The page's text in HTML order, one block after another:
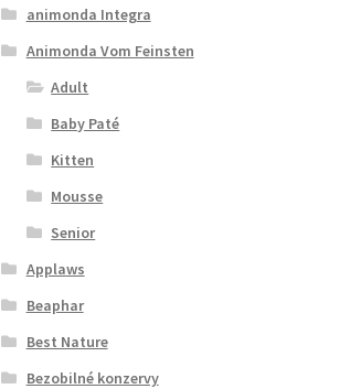
animonda Integra
Animonda Vom Feinsten
Adult
Baby Paté
Kitten
Mousse
Senior
Applaws
Beaphar
Best Nature
Bezobilné konzervy